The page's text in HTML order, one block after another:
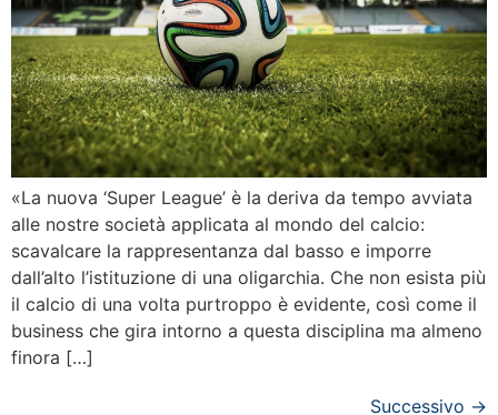
«La nuova ‘Super League’ è la deriva da tempo avviata
alle nostre società applicata al mondo del calcio:
scavalcare la rappresentanza dal basso e imporre
dall’alto l’istituzione di una oligarchia. Che non esista più
il calcio di una volta purtroppo è evidente, così come il
business che gira intorno a questa disciplina ma almeno
finora […]
Successivo →